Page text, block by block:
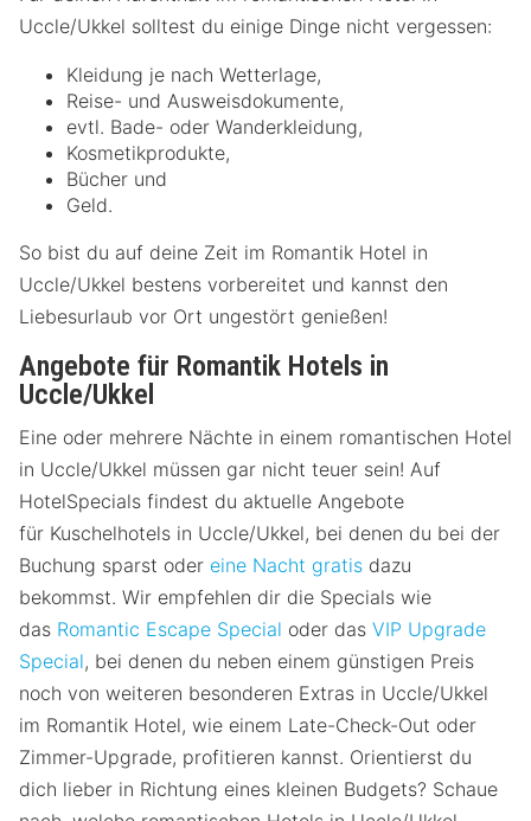
Uccle/Ukkel solltest du einige Dinge nicht vergessen:
Kleidung je nach Wetterlage,
Reise- und Ausweisdokumente,
evtl. Bade- oder Wanderkleidung,
Kosmetikprodukte,
Bücher und
Geld.
So bist du auf deine Zeit im Romantik Hotel in
Uccle/Ukkel bestens vorbereitet und kannst den
Liebesurlaub vor Ort ungestört genießen!
Angebote für Romantik Hotels in
Uccle/Ukkel
Eine oder mehrere Nächte in einem romantischen Hotel
in Uccle/Ukkel müssen gar nicht teuer sein! Auf
HotelSpecials findest du aktuelle Angebote
für Kuschelhotels in Uccle/Ukkel, bei denen du bei der
Buchung sparst oder eine Nacht gratis dazu
bekommst. Wir empfehlen dir die Specials wie
das Romantic Escape Special oder das VIP Upgrade
Special, bei denen du neben einem günstigen Preis
noch von weiteren besonderen Extras in Uccle/Ukkel
im Romantik Hotel, wie einem Late-Check-Out oder
Zimmer-Upgrade, profitieren kannst. Orientierst du
dich lieber in Richtung eines kleinen Budgets? Schaue